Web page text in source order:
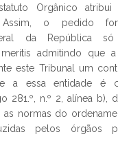
Orgânico atribui
Assim, o pedido
da República
admitindo que
este Tribunal um
a essa entidade é
281.º, n.º 2, alínea b),
as normas do
pelos órgãos